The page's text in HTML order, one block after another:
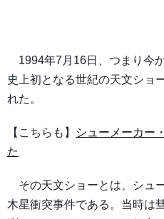
1994年7月16日、つまり今
史上初となる世紀の天文ショ
れた。
【こちらも】
シューメーカー
た
その天文ショーとは、シュ
木星衝突事件である。当時は